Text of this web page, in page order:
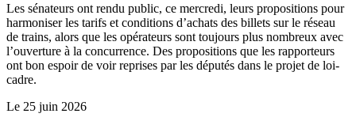
Les sénateurs ont rendu public, ce mercredi, leurs propositions pour
harmoniser les tarifs et conditions d’achats des billets sur le réseau
de trains, alors que les opérateurs sont toujours plus nombreux avec
l’ouverture à la concurrence. Des propositions que les rapporteurs
ont bon espoir de voir reprises par les députés dans le projet de loi-
cadre.
Le 25 juin 2026